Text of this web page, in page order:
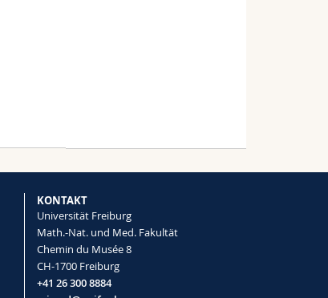
KONTAKT
Universität Freiburg
Math.-Nat. und Med. Fakultät
Chemin du Musée 8
CH-1700 Freiburg
+41 26 300 8884